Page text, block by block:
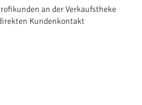
an der Verkaufstheke
Kundenkontakt